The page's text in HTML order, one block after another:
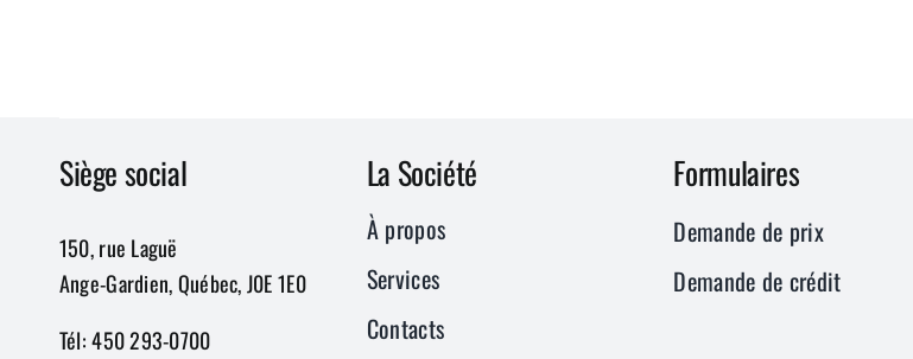
Siège social
150, rue Laguë
Ange-Gardien, Québec, J0E 1E0
Tél: 450 293-0700
La Société
À propos
Services
Contacts
Formulaires
Demande de prix
Demande de crédit